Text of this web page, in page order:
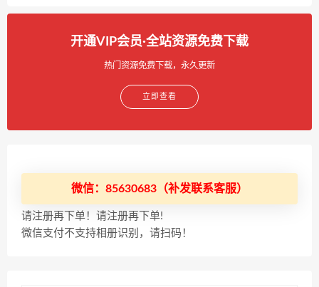
开通VIP会员·全站资源免费下载
热门资源免费下载，永久更新
立即查看
微信：85630683（补发联系客服）
请注册再下单！请注册再下单!
微信支付不支持相册识别，请扫码！